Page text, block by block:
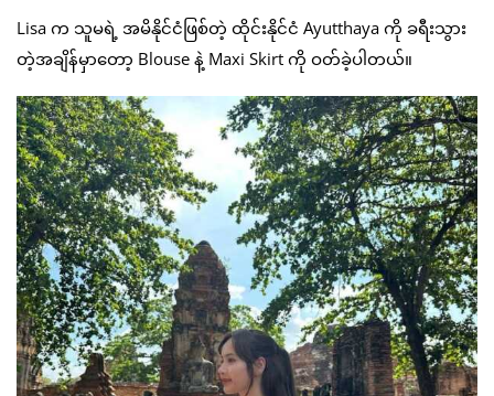
Lisa က သူမရဲ့ အမိနိုင်ငံဖြစ်တဲ့ ထိုင်းနိုင်ငံ Ayutthaya ကို ခရီးသွား
တဲ့အချိန်မှာတော့ Blouse နဲ့ Maxi Skirt ကို ဝတ်ခဲ့ပါတယ်။